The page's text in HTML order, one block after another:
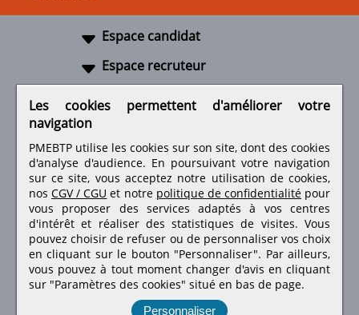
Espace candidat
Espace recruteur
Retrouvez-nous sur les réseaux sociaux
Les cookies permettent d'améliorer votre
navigation
PMEBTP utilise les cookies sur son site, dont des cookies
d'analyse d'audience. En poursuivant votre navigation
sur ce site, vous acceptez notre utilisation de cookies,
nos CGV / CGU et notre politique de confidentialité pour
vous proposer des services adaptés à vos centres
d'intérêt et réaliser des statistiques de visites.Vous
pouvez choisir de refuser ou de personnaliser vos choix
en cliquant sur le bouton "Personnaliser". Par ailleurs,
vous pouvez à tout moment changer d'avis en cliquant
sur "Paramètres des cookies" situé en bas de page.
Personnaliser